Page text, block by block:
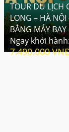
TOUR DU LỊCH
LONG – HÀ
BẰNG MÁY BAY
Ngay khởi hành:
7.490.000